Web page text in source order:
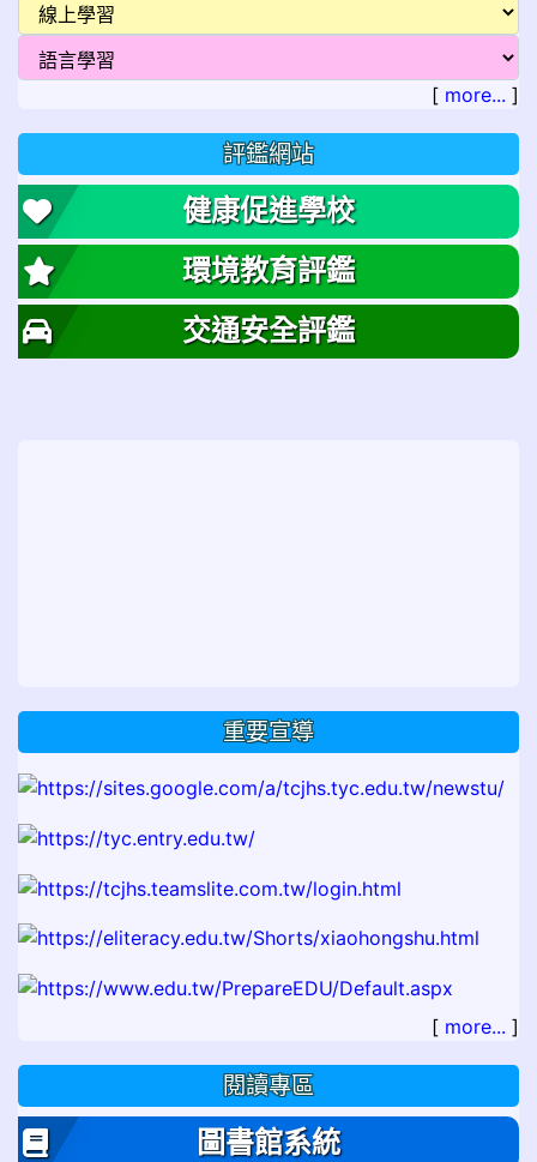
[ more... ]
評鑑網站
健康促進學校
環境教育評鑑
交通安全評鑑
重要宣導
[ more... ]
閱讀專區
圖書館系統